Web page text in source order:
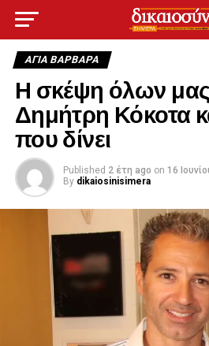
ΑΓΙΑ ΒΑΡΒΑΡΑ
Η σκέψη όλων
Δημήτρη Κόκοτα
που δίνει
Published 2 έτη ago on 16
By dikaiosinisimera